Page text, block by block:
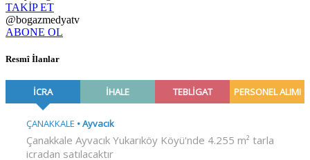
TAKİP ET
@bogazmedyatv
ABONE OL
Resmî İlanlar